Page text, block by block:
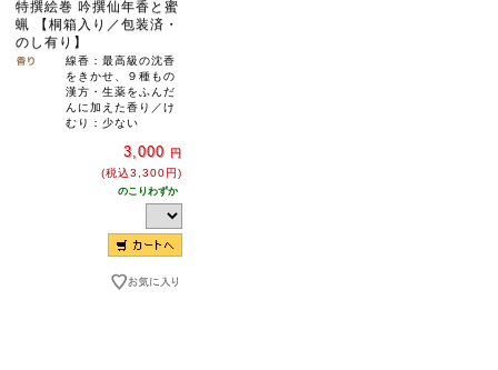
特撰絵巻 吟撰仙年香と蜜
蝋 【桐箱入り／包装済・
のし有り】
線香：最高級の沈香
をきかせ、９種もの
漢方・生薬をふんだ
んに加えた香り／け
むり：少ない
3,000 円
(税込3,300円)
のこりわずか